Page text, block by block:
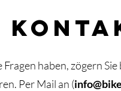
Fragen haben, zögern
​Per Mail an (